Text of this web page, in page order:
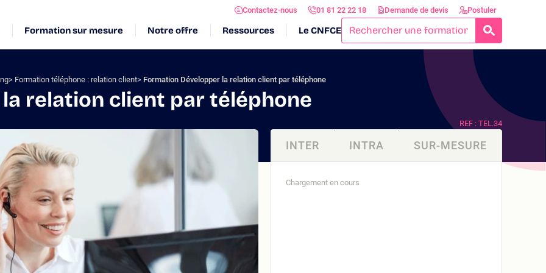
Contactez-nous 01 81 22 22 18 Demande de devis Postuler
Formation sur mesure Notre offre Ressources Le CNFCE
Formation téléphone : relation client Formation Développer la relation client par téléphone
relation client par téléphone
REF : TEL.34
INTER INTRA SUR-MESURE